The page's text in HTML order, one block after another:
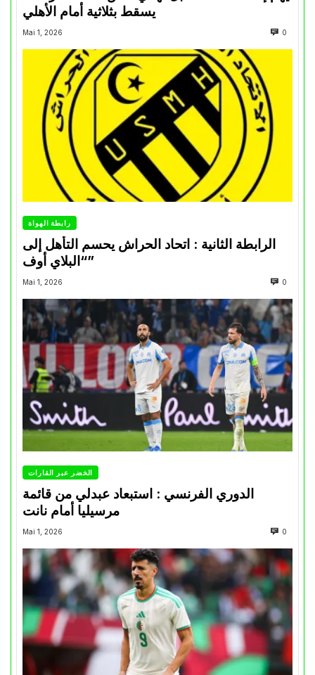
Mai 1, 2026 0
رابطة الهواة
الرابطة الثانية : اتحاد الحراش يحسم التأهل إلى
“البلاي أوف”
Mai 1, 2026 0
الخضر عبر القارات
الدوري الفرنسي : استبعاد عبدلي من قائمة
مرسيليا أمام نانت
Mai 1, 2026 0